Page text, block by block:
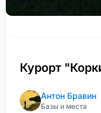
Курорт
Антон Бравин
Базы и места